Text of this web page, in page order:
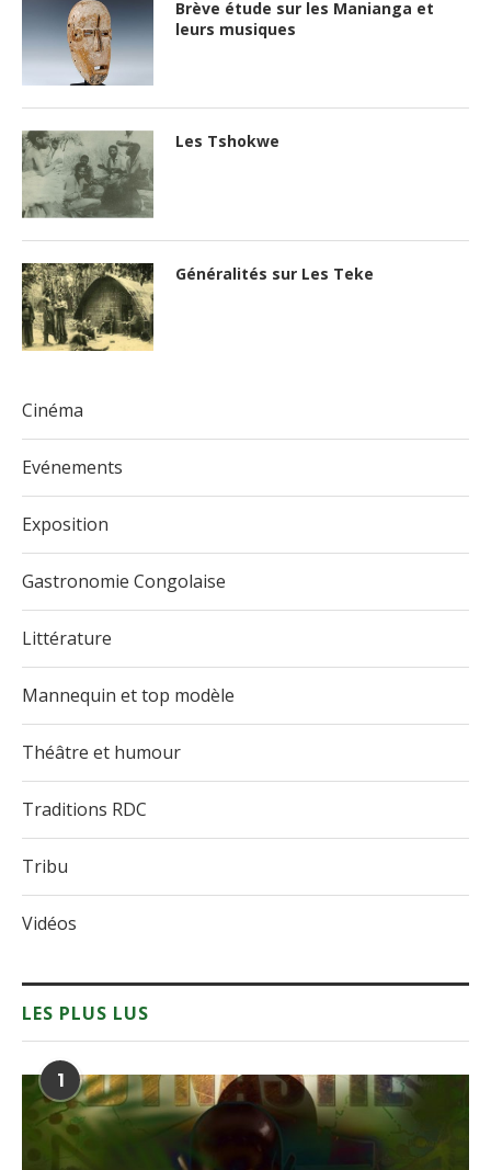
Brève étude sur les Manianga et
leurs musiques
Les Tshokwe
Généralités sur Les Teke
Cinéma
Evénements
Exposition
Gastronomie Congolaise
Littérature
Mannequin et top modèle
Théâtre et humour
Traditions RDC
Tribu
Vidéos
LES PLUS LUS
1